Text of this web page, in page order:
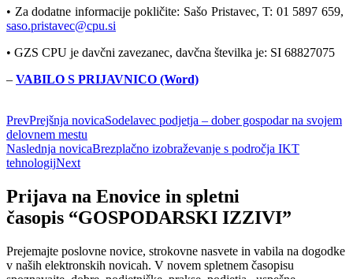
• Za dodatne informacije pokličite: Sašo Pristavec, T: 01 5897 659,
saso.pristavec@cpu.si
• GZS CPU je davčni zavezanec, davčna številka je: SI 68827075
– VABILO S PRIJAVNICO (Word)
PrevPrejšnja novicaSodelavec podjetja – dober gospodar na svojem
delovnem mestu
Naslednja novicaBrezplačno izobraževanje s področja IKT
tehnologijNext
Prijava na Enovice in spletni
časopis “GOSPODARSKI IZZIVI”
Prejemajte poslovne novice, strokovne nasvete in vabila na dogodke
v naših elektronskih novicah. V novem spletnem časopisu